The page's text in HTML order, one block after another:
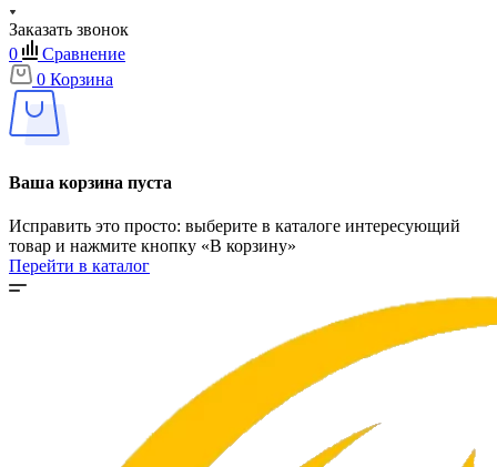
Заказать звонок
0
Сравнение
0 Корзина
Ваша корзина пуста
Исправить это просто: выберите в каталоге интересующий
товар и нажмите кнопку «В корзину»
Перейти в каталог